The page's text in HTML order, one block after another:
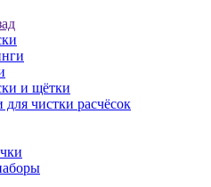
и щётки
чистки расчёсок